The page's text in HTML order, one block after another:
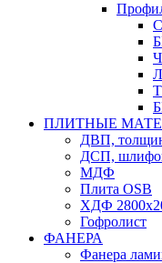
ПЛИТНЫЕ
ДВП,
ДСП,
МДФ
Плита OSB
ХДФ
Гофролист
ФАНЕРА
Фанера